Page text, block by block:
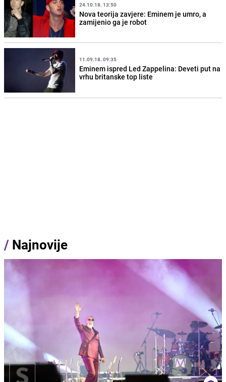
24.10.18. 13:50
Nova teorija zavjere: Eminem je umro, a
zamijenio ga je robot
11.09.18. 09:35
Eminem ispred Led Zappelina: Deveti put na
vrhu britanske top liste
/ Najnovije